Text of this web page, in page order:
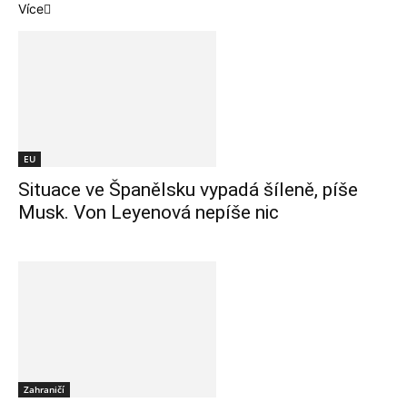
Více
EU
Situace ve Španělsku vypadá šíleně, píše
Musk. Von Leyenová nepíše nic
Zahraničí